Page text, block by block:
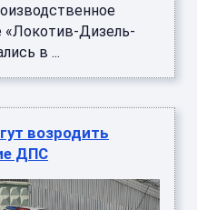
«Локотив-Дизель-
в ...
возродить
ДПС